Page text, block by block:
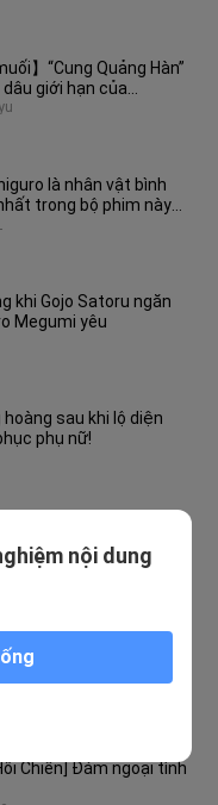
】“Cung Quảng Hàn”
giới hạn của
là nhân vật bình
trong bộ phim này
khi Gojo Satoru ngăn
Megumi yêu
sau khi lộ diện
phụ nữ!
trai từ nhỏ
Chiến] Đám ngoại tình
nội dung